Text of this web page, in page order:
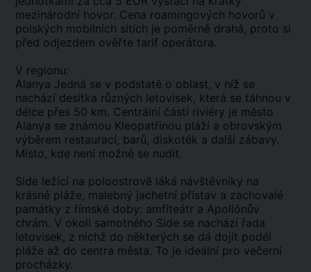
mezinárodní hovor. Cena roamingových hovorů v
polských mobilních sítích je poměrně drahá, proto si
před odjezdem ověřte tarif operátora.
V regionu:
Alanya Jedná se v podstatě o oblast, v níž se
nachází desítka různých letovisek, která se táhnou v
délce přes 50 km. Centrální částí riviéry je město
Alanya se známou Kleopatřinou pláží a obrovským
výběrem restaurací, barů, diskoték a další zábavy.
Místo, kde není možné se nudit.
Side ležící na poloostrově láká návštěvníky na
krásné pláže, malebný jachetní přístav a zachovalé
památky z římské doby: amfiteátr a Apollónův
chrám. V okolí samotného Side se nachází řada
letovisek, z nichž do některých se dá dojít podél
pláže až do centra města. To je ideální pro večerní
procházky.